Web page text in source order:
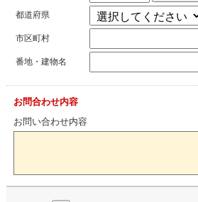
都道府県
市区町村
番地・建物名
お問合わせ内容
お問い合わせ内容